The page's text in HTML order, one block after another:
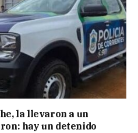
la llevaron a un
hay un detenido